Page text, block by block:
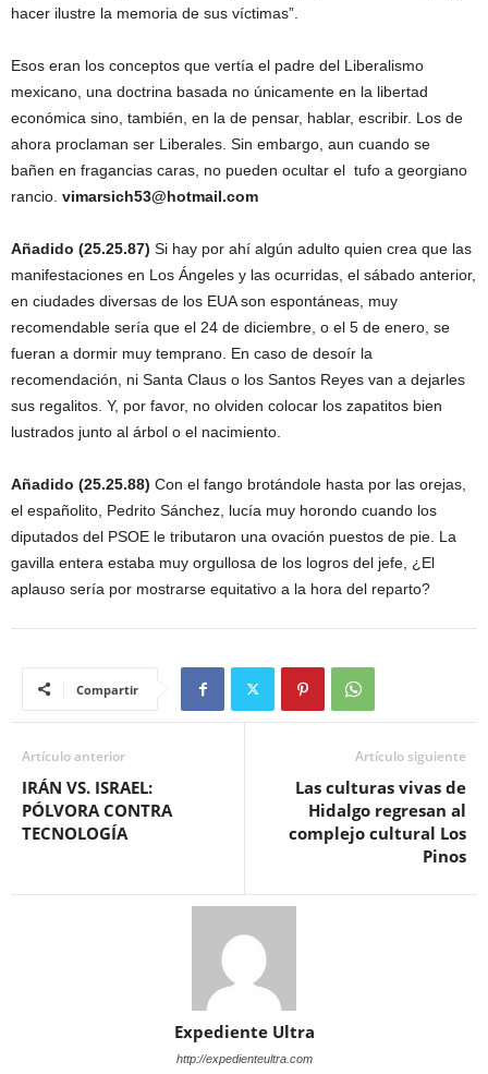
hacer ilustre la memoria de sus víctimas”.
Esos eran los conceptos que vertía el padre del Liberalismo
mexicano, una doctrina basada no únicamente en la libertad
económica sino, también, en la de pensar, hablar, escribir. Los de
ahora proclaman ser Liberales. Sin embargo, aun cuando se
bañen en fragancias caras, no pueden ocultar el tufo a georgiano
rancio. vimarsich53@hotmail.com
Añadido (25.25.87) Si hay por ahí algún adulto quien crea que las
manifestaciones en Los Ángeles y las ocurridas, el sábado anterior,
en ciudades diversas de los EUA son espontáneas, muy
recomendable sería que el 24 de diciembre, o el 5 de enero, se
fueran a dormir muy temprano. En caso de desoír la
recomendación, ni Santa Claus o los Santos Reyes van a dejarles
sus regalitos. Y, por favor, no olviden colocar los zapatitos bien
lustrados junto al árbol o el nacimiento.
Añadido (25.25.88) Con el fango brotándole hasta por las orejas,
el españolito, Pedrito Sánchez, lucía muy horondo cuando los
diputados del PSOE le tributaron una ovación puestos de pie. La
gavilla entera estaba muy orgullosa de los logros del jefe, ¿El
aplauso sería por mostrarse equitativo a la hora del reparto?
Compartir
Artículo anterior
IRÁN VS. ISRAEL:
PÓLVORA CONTRA
TECNOLOGÍA
Artículo siguiente
Las culturas vivas de
Hidalgo regresan al
complejo cultural Los
Pinos
Expediente Ultra
http://expedienteultra.com